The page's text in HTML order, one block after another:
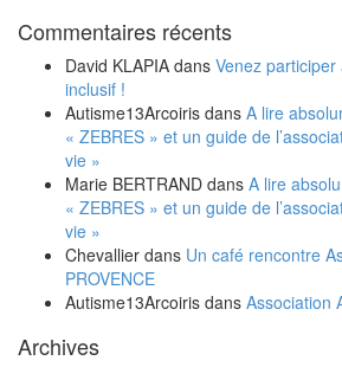
Commentaires récents
David KLAPIA dans Venez participer
inclusif !
Autisme13Arcoiris dans A lire
« ZEBRES » et un guide de
vie »
Marie BERTRAND dans A lire
« ZEBRES » et un guide de
vie »
Chevallier dans Un café rencontre
PROVENCE
Autisme13Arcoiris dans Association
Archives